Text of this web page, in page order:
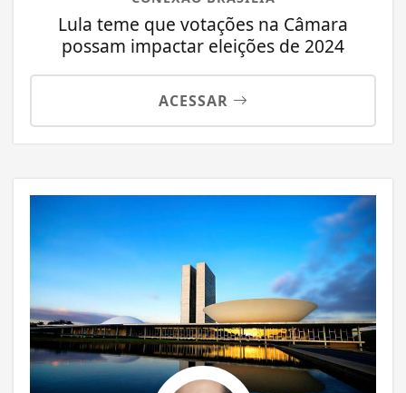
Lula teme que votações na Câmara
possam impactar eleições de 2024
ACESSAR